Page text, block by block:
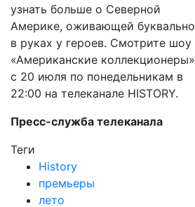
узнать больше о Северной
Америке, оживающей буквально
в руках у героев. Смотрите шоу
«Американские коллекционеры»
с 20 июля по понедельникам в
22:00 на телеканале HISTORY.
Пресс-служба телеканала
Теги
History
премьеры
лето